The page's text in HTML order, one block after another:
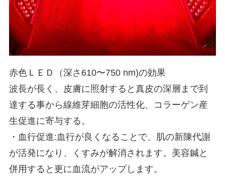
赤色ＬＥＤ（深さ610〜750 nm)の効果
波長が長く、皮膚に照射すると真皮の深層まで到
達する事から線維芽細胞の活性化、コラーゲン産
生促進に寄与する。
・血行促進:血行が良くなることで、肌の新陳代謝
が活発になり、くすみが解消されます。美容鍼と
併用すると更に血流がアップします。